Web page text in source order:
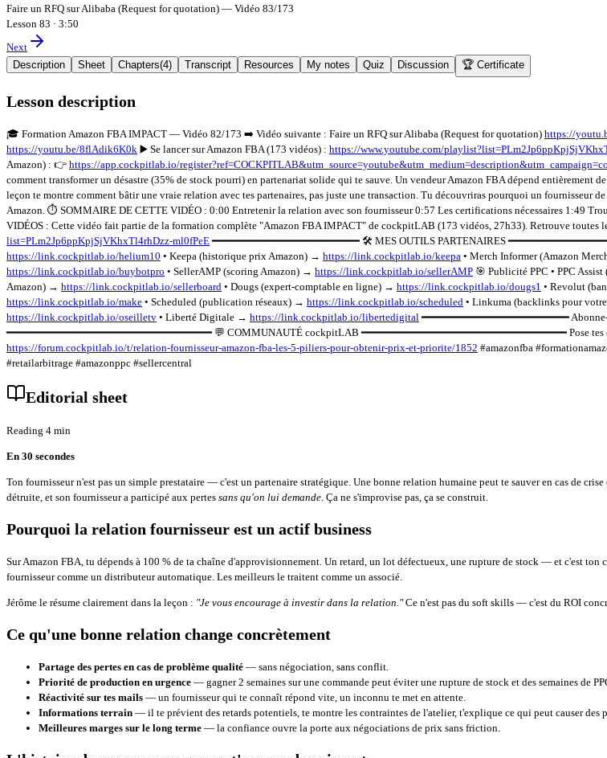
Faire un RFQ sur Alibaba (Request for quotation) — Vidéo 83/173
Lesson 83 · 3:50
Next
Description
Sheet Chapters(4) Transcript Resources My notes Quiz Discussion 🏆 Certificate
Lesson description
🎓 Formation Amazon FBA IMPACT — Vidéo 82/173 ➡️ Vidéo suivante : Faire un RFQ sur Alibaba (Request for quotation) https://
https://youtu.be/8flAdik6K0k ▶️ Se lancer sur Amazon FBA (173 vidéos) : https://www.youtube.com/
Amazon) : 👉 https://app.cockpitlab.io/
comment transformer un désastre (35% de stock pourri) en partenariat solide qui te sauve. Un vendeur Amazon FBA dépend entièrement
leçon te montre comment bâtir une vraie relation avec tes partenaires, pas juste une transaction. Tu découvriras pourquoi un fournisseur
Amazon. ⏱️ SOMMAIRE DE CETTE VIDÉO : 0:00 Entretenir la relation avec son fournisseur 0:57 Les certifications nécessaires 1:49
VIDÉOS : Cette vidéo fait partie de la formation complète "Amazon FBA IMPACT" de cockpitLAB (173 vidéos, 27h33). Retrouve toutes
list=PLm2Jp6ppKpjSjVKhxTl4rhDzz-ml0fPeE━━━━━━━━━━━━━━━━━━━━━━━ 🛠️ MES OUTILS PARTENAIRES
https://link.cockpitlab.io/helium10 • Keepa (historique prix Amazon) → https://link.cockpitlab.io/keepa • Merch Informer (Amazon
https://link.cockpitlab.io/buybotpro • SellerAMP (scoring Amazon) → https://link.cockpitlab.io/sellerAMP 🎯 Publicité PPC • PPC
Amazon) → https://link.cockpitlab.io/sellerboard • Dougs (expert-comptable en ligne) → https://link.cockpitlab.io/dougs1 • Revolut
https://link.cockpitlab.io/make • Scheduled (publication réseaux) → https://link.cockpitlab.io/scheduled • Linkuma (backlinks pour
https://link.cockpitlab.io/oseilletv • Liberté Digitale → https://link.cockpitlab.io/libertedigital━━━━━━━━━━━━━━━━━━━━━━━ Abonne-
━━━━━━━━━━━━━━━━━━━━━━━━━━━━━━━━ 💬 COMMUNAUTÉ cockpitLAB ━━━━━━━━━━━━━━━━━━━━━━━━━━━━━━━━ Pose tes
https://forum.cockpitlab.io/t/relation-fournisseur-amazon-fba-les-5-piliers-pour-obtenir-prix-et-priorite/1852 #amazonfba
#retailarbitrage #amazonppc #sellercentral
Editorial sheet
Reading 4 min
En 30 secondes
Ton fournisseur n'est pas un simple prestataire — c'est un partenaire stratégique. Une bonne relation humaine peut te sauver en cas de
détruite, et son fournisseur a participé aux pertes sans qu'on lui demande . Ça ne s'improvise pas, ça se construit.
Pourquoi la relation fournisseur est un actif business
Sur Amazon FBA, tu dépends à 100 % de ta chaîne d'approvisionnement. Un retard, un lot défectueux, une rupture de stock — et c'est
fournisseur comme un distributeur automatique. Les meilleurs le traitent comme un associé.
Jérôme le résume clairement dans la leçon : "Je vous encourage à investir dans la relation."Ce n'est pas du soft skills — c'est du ROI
Ce qu'une bonne relation change concrètement
Partage des pertes en cas de problème qualité — sans négociation, sans conflit.
Priorité de production en urgence — gagner 2 semaines sur une commande peut éviter une rupture de stock et des semaines de
Réactivité sur tes mails — un fournisseur qui te connaît répond vite, un inconnu te met en attente.
Informations terrain — il te prévient des retards potentiels, te montre les contraintes de l'atelier, t'explique ce qui peut causer des
Meilleures marges sur le long terme — la confiance ouvre la porte aux négociations de prix sans friction.